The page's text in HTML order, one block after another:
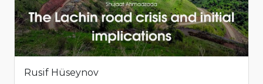
Rusif Hüseynov